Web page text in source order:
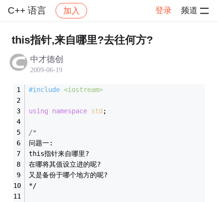
C++ 语言 加入 登录 频道
社区 C++ 语言 帖子详情
this指针,来自哪里?去往何方?
中才德创
2009-06-19
#include <iostream>
using namespace std ;
/*
问题一:
this指针来自哪里?
在哪将其值设立进的呢?
又是备份于哪个地方的呢?
*/